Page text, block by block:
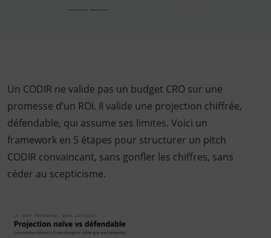
Un CODIR ne valide pas un budget CRO sur une
promesse d’un ROI. Il valide une projection chiffrée,
défendable, qui assume ses limites. Voici un
framework en 5 étapes pour structurer un pitch
CODIR convaincant, sans gonfler les chiffres, sans
céder au scepticisme.